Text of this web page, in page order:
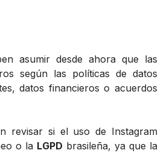
asumir desde ahora que las
según las políticas de datos
datos financieros o acuerdos
revisar si el uso de Instagram
o la LGPD brasileña, ya que la